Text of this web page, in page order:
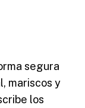
segura
mariscos y
los